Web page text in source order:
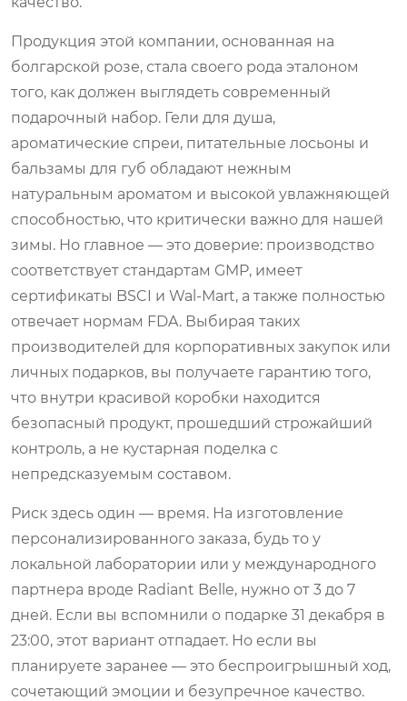
Продукция этой компании, основанная на
болгарской розе, стала своего рода эталоном
того, как должен выглядеть современный
подарочный набор. Гели для душа,
ароматические спреи, питательные лосьоны и
бальзамы для губ обладают нежным
натуральным ароматом и высокой увлажняющей
способностью, что критически важно для нашей
зимы. Но главное — это доверие: производство
соответствует стандартам GMP, имеет
сертификаты BSCI и Wal-Mart, а также полностью
отвечает нормам FDA. Выбирая таких
производителей для корпоративных закупок или
личных подарков, вы получаете гарантию того,
что внутри красивой коробки находится
безопасный продукт, прошедший строжайший
контроль, а не кустарная поделка с
непредсказуемым составом.
Риск здесь один — время. На изготовление
персонализированного заказа, будь то у
локальной лаборатории или у международного
партнера вроде Radiant Belle, нужно от 3 до 7
дней. Если вы вспомнили о подарке 31 декабря в
23:00, этот вариант отпадает. Но если вы
планируете заранее — это беспроигрышный ход,
сочетающий эмоции и безупречное качество.